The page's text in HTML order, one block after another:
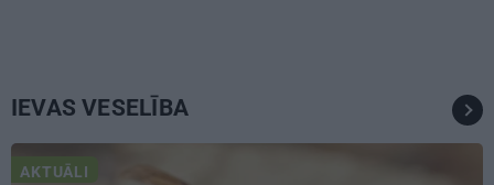
IEVAS VESELĪBA
AKTUĀLI